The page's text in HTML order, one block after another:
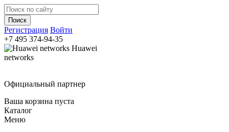
Регистрация Войти
+7 495 374-94-35
Huawei
networks
Официальный партнер
Ваша корзина пуста
Каталог
Меню